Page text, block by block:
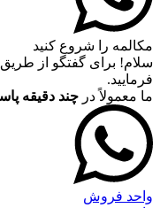
مکالمه را شروع کنید
سلام! برای گفتگو از
فرمایید.
ما معمولاً در چند دقیقه
واحد فروش